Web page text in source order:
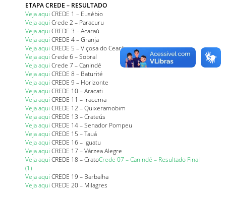
ETAPA CREDE – RESULTADO
Veja aqui CREDE 1 – Eusébio
Veja aqui Crede 2 – Paracuru
Veja aqui CREDE 3 – Acaraú
Veja aqui CREDE 4 – Granja
Veja aqui CREDE 5 – Viçosa do Ceará
Veja aqui Crede 6 – Sobral
Veja aqui Crede 7 – Canindé
Veja aqui CREDE 8 – Baturité
Veja aqui CREDE 9 – Horizonte
Veja aqui CREDE 10 – Aracati
Veja aqui CREDE 11 – Iracema
Veja aqui CREDE 12 – Quixeramobim
Veja aqui CREDE 13 – Crateús
Veja aqui CREDE 14 – Senador Pompeu
Veja aqui CREDE 15 – Tauá
Veja aqui CREDE 16 – Iguatu
Veja aqui CREDE 17 – Várzea Alegre
Veja aqui CREDE 18 – CratoCrede 07 – Canindé – Resultado Final
(1)
Veja aqui CREDE 19 – Barbalha
Veja aqui CREDE 20 – Milagres